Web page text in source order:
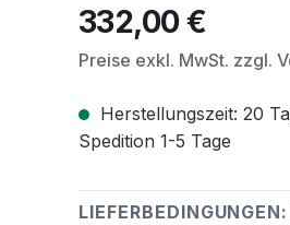
Regulärer Preis:
332,00 €
Preise exkl. MwSt. zzgl.
Herstellungszeit: 20
Spedition 1-5 Tage